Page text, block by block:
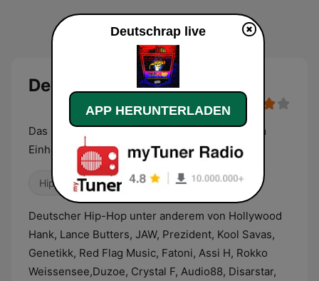
Deutschrap Live
Das Deutschrap Radio. Schluss mit Mainstream
Einheitsbrei!
Hip-Hop
Deutscher Hip-Hop unter anderem von Hollywood
Hank, Lance Butters, JAW, Prezident, Kool Savas,
Genetikk, Red Flag Music, Fatoni, Assi H, Rokko
Weissensee,Duzoe, Crystal F, Audio88, Disarstar,
Deutschrap live
APP HERUNTERLADEN